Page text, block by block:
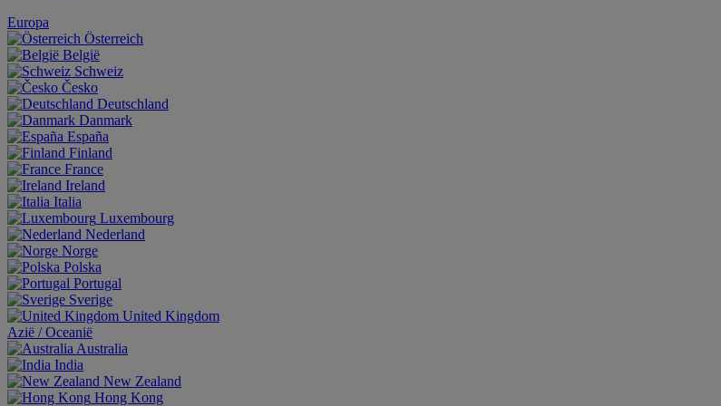
Europa
Österreich
België
Schweiz
Česko
Deutschland
Danmark
España
Finland
France
Ireland
Italia
Luxembourg
Nederland
Norge
Polska
Portugal
Sverige
United Kingdom
Aziё / Oceaniё
Australia
India
New Zealand
Hong Kong